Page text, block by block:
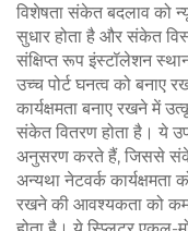
विशेषता संकेत बदलाव को
सुधार होता है और संकेत
संक्षिप्त रूप इंस्टॉलेशन
उच्च पोर्ट घनत्व को बनाए
कार्यक्षमता बनाए रखने में
संकेत वितरण होता है। ये
अनुसरण करते हैं, जिससे
अन्यथा नेटवर्क
रखने की आवश्यकता को